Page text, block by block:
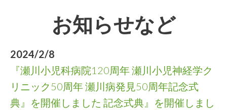
お知らせなど
2024/2/8
『瀬川小児科病院120周年 瀬川小児神経学ク
リニック50周年 瀬川病発見50周年記念式
典』を開催しました 記念式典』を開催しまし